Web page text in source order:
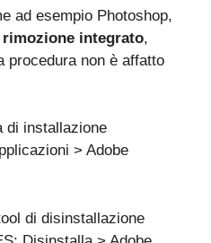
ad esempio Photoshop,
integrato,
procedura non è affatto
di installazione
> Adobe
di disinstallazione